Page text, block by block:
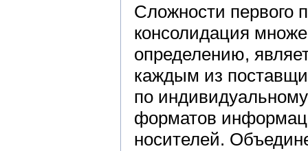
Сложности первого
консолидация
определению,
каждым из
по
форматов
носителей.